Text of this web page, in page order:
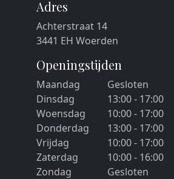
Adres
Achterstraat 14
3441 EH Woerden
Openingstijden
Maandag
Gesloten
Dinsdag
13:00 - 17:00
Woensdag
10:00 - 17:00
Donderdag
13:00 - 17:00
Vrijdag
10:00 - 17:00
Zaterdag
10:00 - 16:00
Zondag
Gesloten